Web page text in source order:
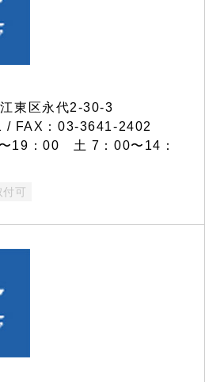
東区永代2-30-3
/ FAX：03-3641-2402
19：00 土 7：00〜14：
付可